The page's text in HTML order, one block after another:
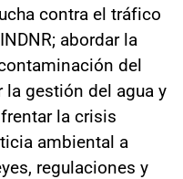
contra el tráfico
abordar la
del
gestión del agua y
la crisis
ambiental a
regulaciones y